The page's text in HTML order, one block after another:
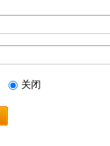
关闭